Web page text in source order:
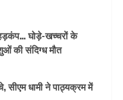
हड़कंप… घोड़े-खच्चरों के
की संदिग्ध मौत
सीएम धामी ने पाठ्यक्रम में